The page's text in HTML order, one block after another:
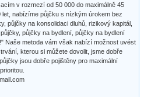
v rozmezí od 50 000 do maximálně 45
nabízíme půjčku s nízkým úrokem bez
půjčky na konsolidaci dluhů, rizikový kapitál,
půjčky na bydlení, půjčky na bydlení
Naše metoda vám však nabízí možnost uvést
kterou si můžete dovolit, jsme dobře
jsou dobře pojištěny pro maximální